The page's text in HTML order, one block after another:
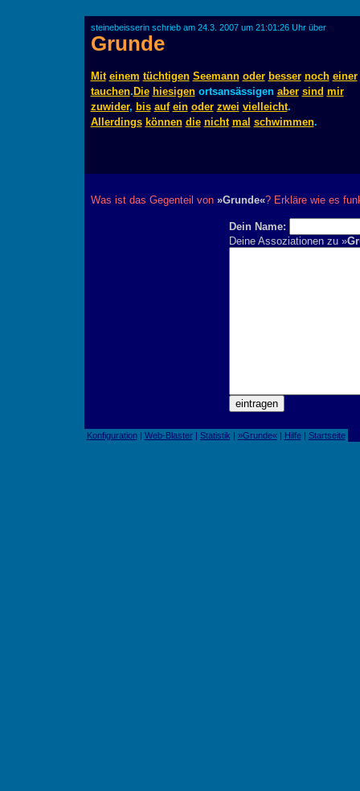
steinebeisserin schrieb am 24.3. 2007 um 21:01:26 Uhr über
Grunde
Mit einem tüchtigen Seemann oder besser noch einer
tauchen. Die hiesigenortsansässigen aber sind mir
zuwider, bis auf ein oder zwei vielleicht.
Allerdings können die nicht mal schwimmen.
Was ist das Gegenteil von »Grunde«? Erkläre wie es
Dein Name:
Deine Assoziationen zu »
Konfiguration| Web-Blaster| Statistik | »Grunde«| Hilfe| Startseite